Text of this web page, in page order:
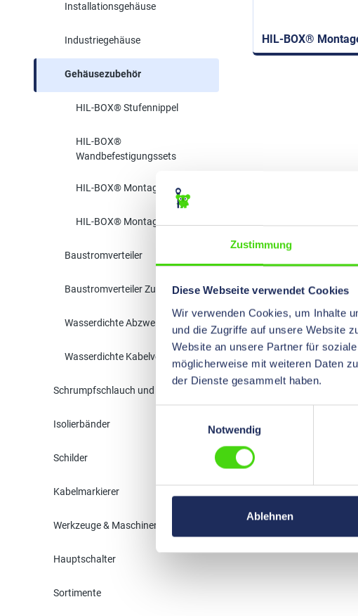
Zustimmung
Diese Webseite verwendet Cookies
Wir verwenden Cookies, um Inhalte
und die Zugriffe auf unsere Website
Website an unsere Partner für
möglicherweise mit weiteren Daten
der Dienste gesammelt haben.
Notwendig
Ablehnen
Installationsgehäuse
Industriegehäuse
Gehäusezubehör
HIL-BOX® Stufennippel
HIL-BOX®
Wandbefestigungssets
HIL-BOX® Montageschienen
HIL-BOX® Montageplatten
Baustromverteiler
Baustromverteiler Zubehör
Wasserdichte Abzweigdosen
Wasserdichte Kabelverbinder
Schrumpfschlauch und Isolation
Isolierbänder
Schilder
Kabelmarkierer
Werkzeuge & Maschinen
Hauptschalter
Sortimente
HIL-BOX®